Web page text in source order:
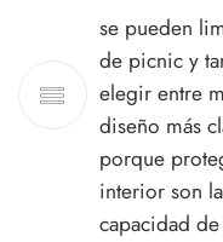
se pueden
de picnic y
elegir entre
diseño más
porque
interior son
capacidad